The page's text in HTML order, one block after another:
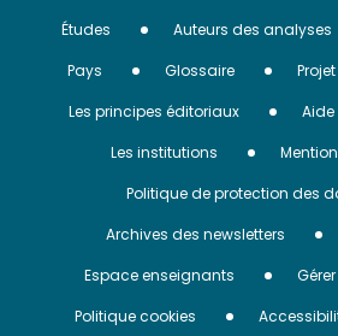
Menu
Pied
page
Études Auteurs des analyses
Pays
Glossaire Projet
Les principes éditoriaux
Les institutions
Politique de protection des
Archives des newsletters
Espace enseignants
Politique cookies